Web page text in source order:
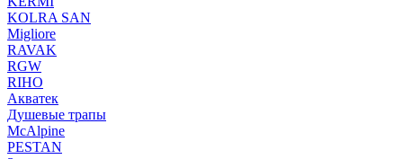
KOLRA SAN
Migliore
RAVAK
RGW
RIHO
Акватек
Душевые трапы
McAlpine
PESTAN